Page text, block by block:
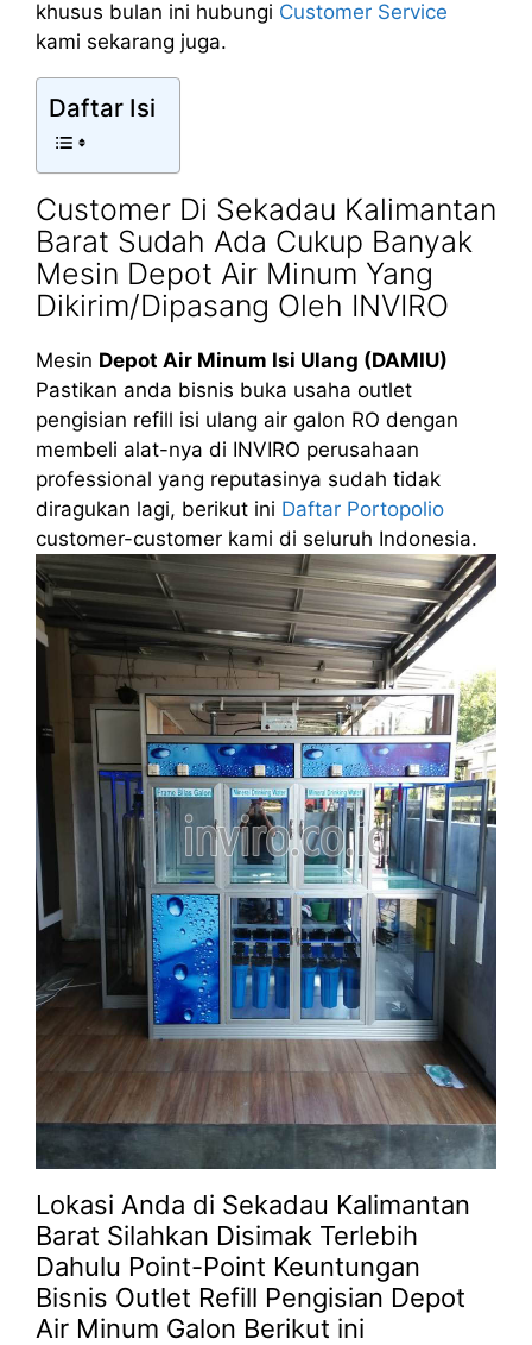
khusus bulan ini hubungi Customer Service
kami sekarang juga.
Daftar Isi
Customer Di Sekadau Kalimantan
Barat Sudah Ada Cukup Banyak
Mesin Depot Air Minum Yang
Dikirim/Dipasang Oleh INVIRO
Mesin Depot Air Minum Isi Ulang (DAMIU)
Pastikan anda bisnis buka usaha outlet
pengisian refill isi ulang air galon RO dengan
membeli alat-nya di INVIRO perusahaan
professional yang reputasinya sudah tidak
diragukan lagi, berikut ini Daftar Portopolio
customer-customer kami di seluruh Indonesia.
Lokasi Anda di Sekadau Kalimantan
Barat Silahkan Disimak Terlebih
Dahulu Point-Point Keuntungan
Bisnis Outlet Refill Pengisian Depot
Air Minum Galon Berikut ini